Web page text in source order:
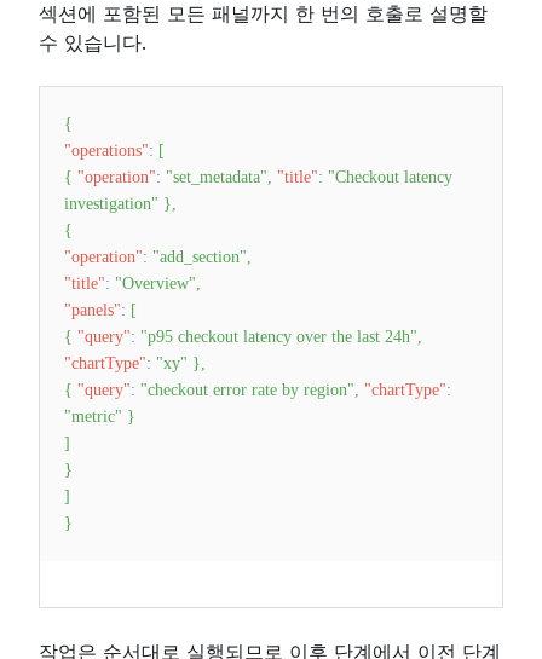
섹션에 포함된 모든 패널까지 한 번의 호출로 설명할
수 있습니다.
{
"operations": [
{ "operation": "set_metadata", "title": "Checkout latency
investigation" },
{
"operation": "add_section",
"title": "Overview",
"panels": [
{ "query": "p95 checkout latency over the last 24h",
"chartType": "xy" },
{ "query": "checkout error rate by region", "chartType":
"metric" }
]
}
]
}
작업은 순서대로 실행되므로 이후 단계에서 이전 단계